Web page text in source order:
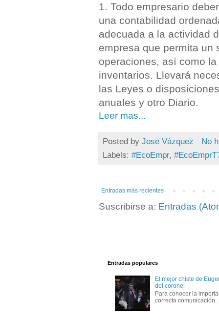
1. Todo empresario
una contabilidad
adecuada a la actividad
empresa que permita un
operaciones, así como
inventarios. Llevará
las Leyes o
anuales y otro Diario.
Leer mas...
Posted by Jose Vázquez
No
Labels: #EcoEmpr,
Entradas más recientes
Suscribirse a: Entradas
Entradas populares
El mejor chiste de
del coronel
Para conocer la
correcta